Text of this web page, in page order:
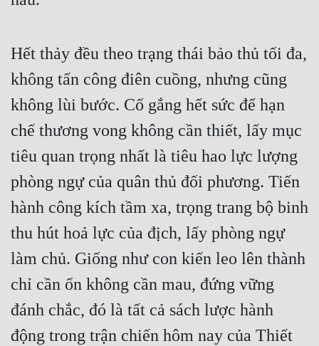
Hết thảy đều theo trạng thái bảo thủ tối đa,
không tấn công điên cuồng, nhưng cũng
không lùi bước. Cố gắng hết sức để hạn
chế thương vong không cần thiết, lấy mục
tiêu quan trọng nhất là tiêu hao lực lượng
phòng ngự của quân thủ đối phương. Tiến
hành công kích tầm xa, trọng trang bộ binh
thu hút hoả lực của địch, lấy phòng ngự
làm chủ. Giống như con kiến leo lên thành
chỉ cần ổn không cần mau, đứng vững
đánh chắc, đó là tất cả sách lược hành
động trong trận chiến hôm nay của Thiết